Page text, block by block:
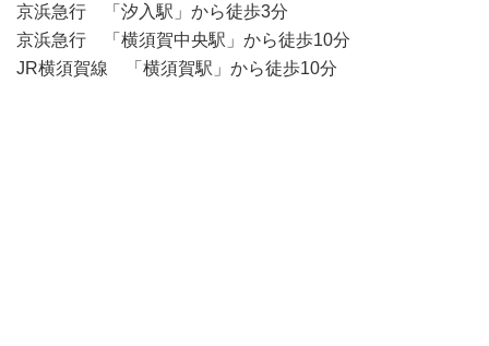
京浜急行 「汐入駅」から徒歩3分
京浜急行 「横須賀中央駅」から徒歩10分
JR横須賀線 「横須賀駅」から徒歩10分